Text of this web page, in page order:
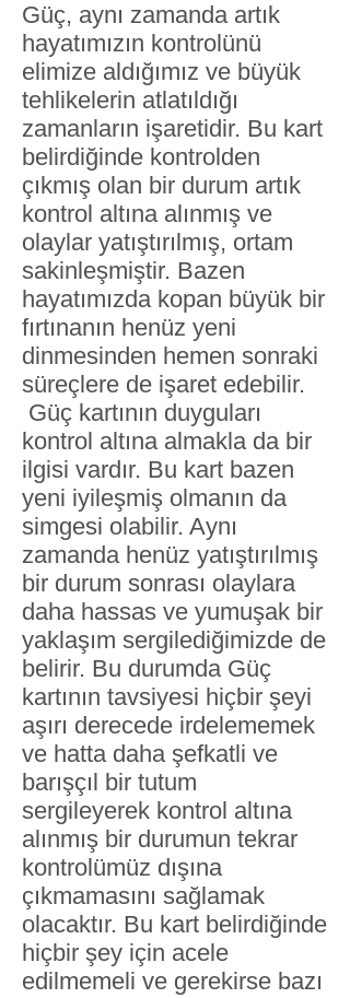
Güç, aynı zamanda artık
hayatımızın kontrolünü
elimize aldığımız ve büyük
tehlikelerin atlatıldığı
zamanların işaretidir. Bu kart
belirdiğinde kontrolden
çıkmış olan bir durum artık
kontrol altına alınmış ve
olaylar yatıştırılmış, ortam
sakinleşmiştir. Bazen
hayatımızda kopan büyük bir
fırtınanın henüz yeni
dinmesinden hemen sonraki
süreçlere de işaret edebilir.
Güç kartının duyguları
kontrol altına almakla da bir
ilgisi vardır. Bu kart bazen
yeni iyileşmiş olmanın da
simgesi olabilir. Aynı
zamanda henüz yatıştırılmış
bir durum sonrası olaylara
daha hassas ve yumuşak bir
yaklaşım sergilediğimizde de
belirir. Bu durumda Güç
kartının tavsiyesi hiçbir şeyi
aşırı derecede irdelememek
ve hatta daha şefkatli ve
barışçıl bir tutum
sergileyerek kontrol altına
alınmış bir durumun tekrar
kontrolümüz dışına
çıkmamasını sağlamak
olacaktır. Bu kart belirdiğinde
hiçbir şey için acele
edilmemeli ve gerekirse bazı